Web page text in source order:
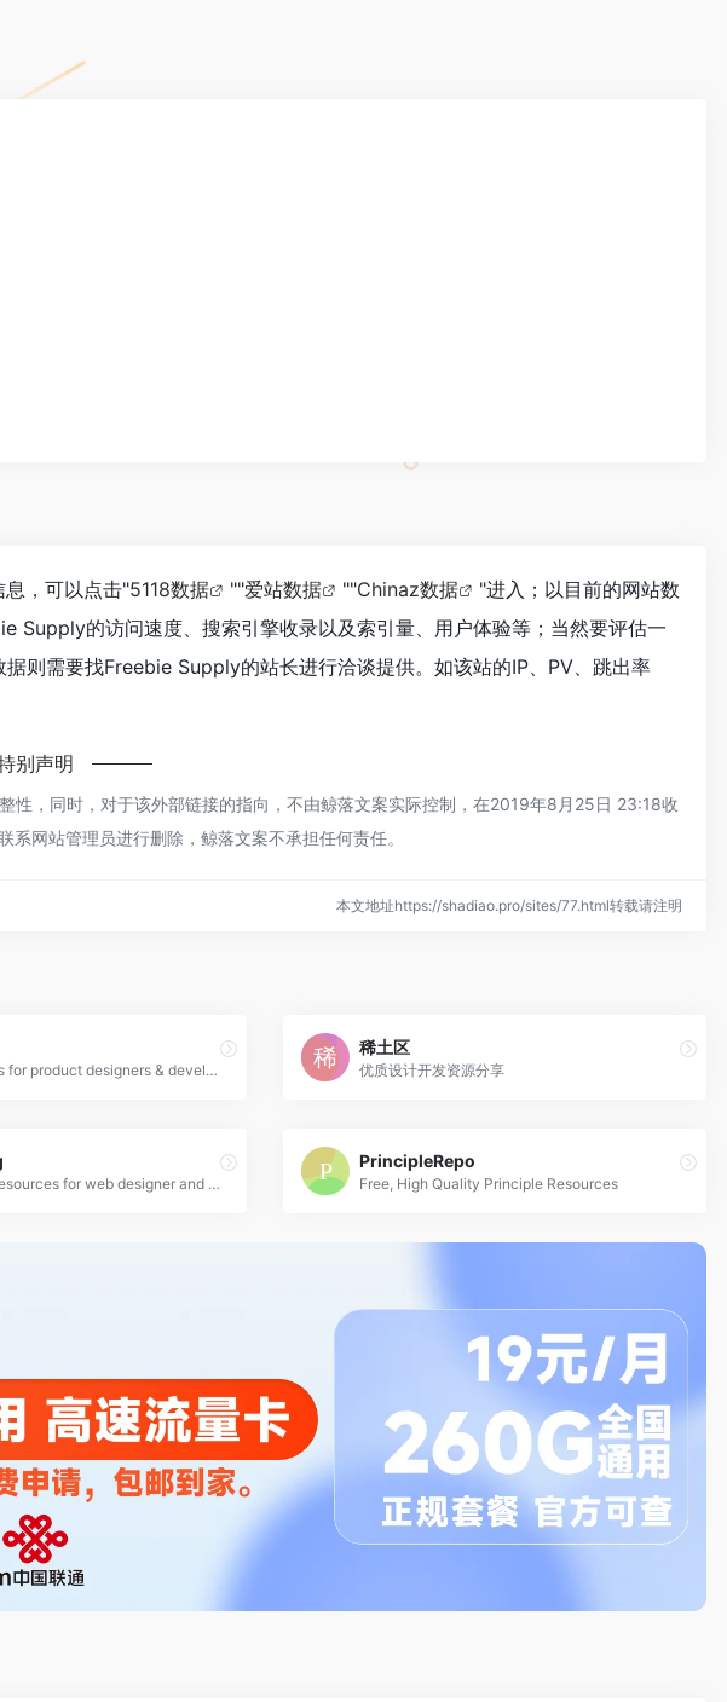
，可以点击"5118数据 ""爱站数据 ""Chinaz数据
"进入；以目前的网站数
Supply的访问速度、搜索引擎收录以及索引量、用户体验等；当然要评估一
则需要找Freebie Supply的站长进行洽谈提供。如该站的IP、PV、跳出率
别声明
，同时，对于该外部链接的指向，不由鲸落文案实际控制，在2019年8月25日 23:18收
网站管理员进行删除，鲸落文案不承担任何责任。
本文地址https://shadiao.pro/sites/77.html转载请注明
Daily resources for product designers & developers
稀土区
优质设计开发资源分享
Hand-picked resources for web designer and developers, constantly updated.
PrincipleRepo
Free, High Quality Principle Resources